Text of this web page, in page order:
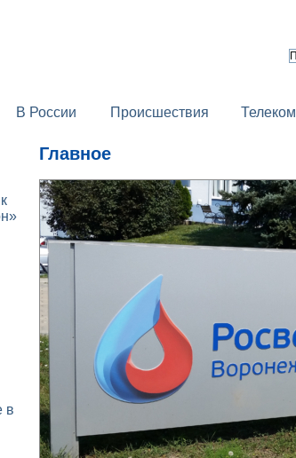
В России Происшествия Телеком
в
Главное